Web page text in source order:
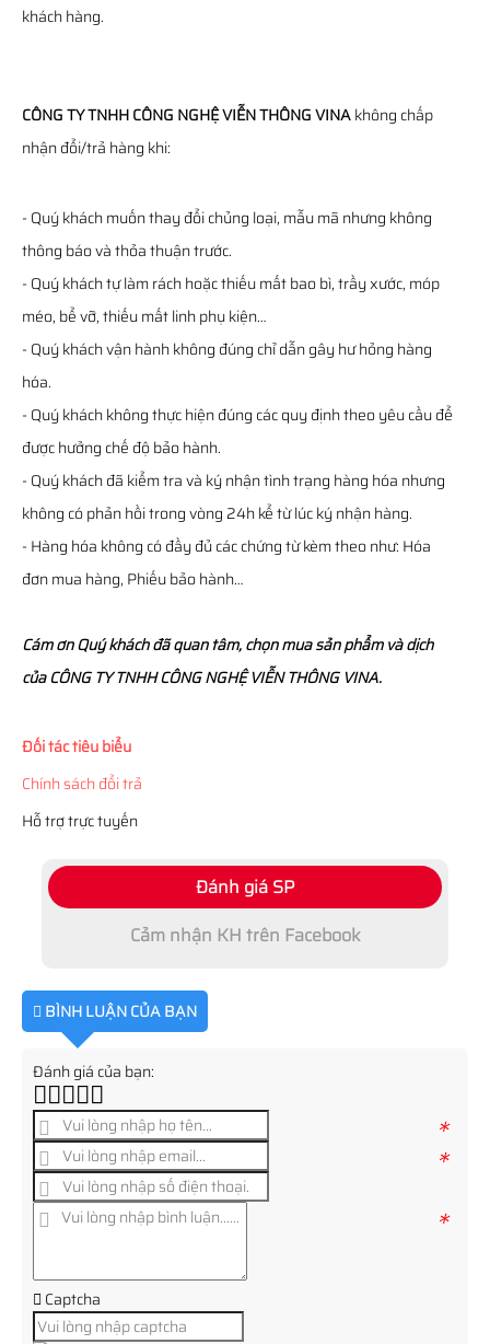
khách hàng.
CÔNG TY TNHH CÔNG NGHỆ VIỄN THÔNG VINAkhông chấp
nhận đổi/trả hàng khi:
- Quý khách muốn thay đổi chủng loại, mẫu mã nhưng không
thông báo và thỏa thuận trước.
- Quý khách tự làm rách hoặc thiếu mất bao bì, trầy xước, móp
méo, bể vỡ, thiếu mất linh phụ kiện…
- Quý khách vận hành không đúng chỉ dẫn gây hư hỏng hàng
hóa.
- Quý khách không thực hiện đúng các quy định theo yêu cầu để
được hưởng chế độ bảo hành.
- Quý khách đã kiểm tra và ký nhận tình trạng hàng hóa nhưng
không có phản hồi trong vòng 24h kể từ lúc ký nhận hàng.
- Hàng hóa không có đầy đủ các chứng từ kèm theo như: Hóa
đơn mua hàng, Phiếu bảo hành…
Cám ơn Quý khách đã quan tâm, chọn mua sản phẩm và dịch
của CÔNG TY TNHH CÔNG NGHỆ VIỄN THÔNG VINA.
Đối tác tiêu biểu
Chính sách đổi trả
Hỗ trợ trực tuyến
Đánh giá SP
Cảm nhận KH trên Facebook
BÌNH LUẬN CỦA BẠN
Đánh giá của bạn:
*
*
*
Captcha